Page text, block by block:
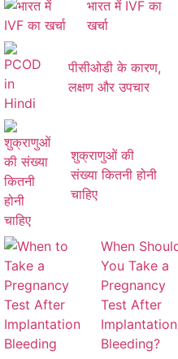
भारत में IVF का
खर्चा
पीसीओडी के कारण,
लक्षण और उपचार
शुक्राणुओं की
संख्या कितनी होनी
चाहिए
When
You Take a
Pregnancy
Test After
Implantation
Bleeding?